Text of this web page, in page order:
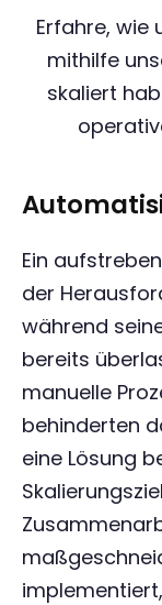
Erfahre, wie
mithilfe
skaliert
Ein
der
während
bereits
manuelle
behinderten
eine Lösung